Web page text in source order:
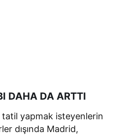
DAHA DA ARTTI
tatil yapmak isteyenlerin
dışında Madrid,